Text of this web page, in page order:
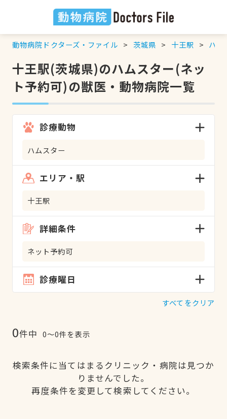
動物病院ドクターズ・ファイル 茨城県 十王駅 ハム
十王駅(茨城県)のハムスター(ネッ
ト予約可)の獣医・動物病院一覧
診療動物
ハムスター
エリア・駅
十王駅
詳細条件
ネット予約可
診療曜日
すべてをクリア
0件中 0〜0件を表示
検索条件に当てはまるクリニック・病院は見つか
りませんでした。
再度条件を変更して検索してください。